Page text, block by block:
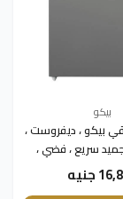
بيكو
بيكو ، ديفروست ،
، تجميد سريع ، فضي ،
جنيه